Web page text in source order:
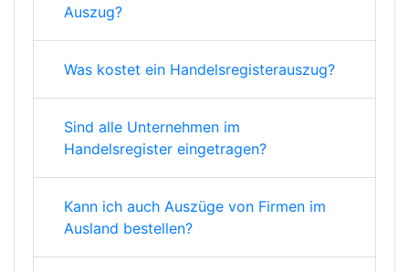
Auszug?
Was kostet ein Handelsregisterauszug?
Sind alle Unternehmen im
Handelsregister eingetragen?
Kann ich auch Auszüge von Firmen im
Ausland bestellen?